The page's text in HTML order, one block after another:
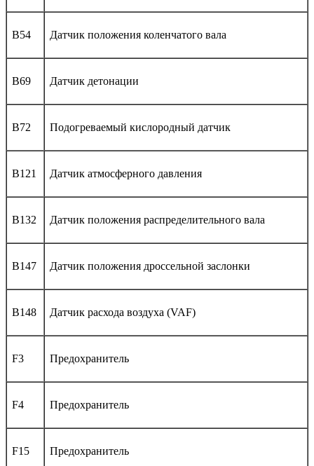
B54 Датчик положения коленчатого вала
B69 Датчик детонации
B72 Подогреваемый кислородный датчик
B121 Датчик атмосферного давления
B132 Датчик положения распределительного вала
B147 Датчик положения дроссельной заслонки
B148 Датчик расхода воздуха (VAF)
F3 Предохранитель
F4 Предохранитель
F15 Предохранитель